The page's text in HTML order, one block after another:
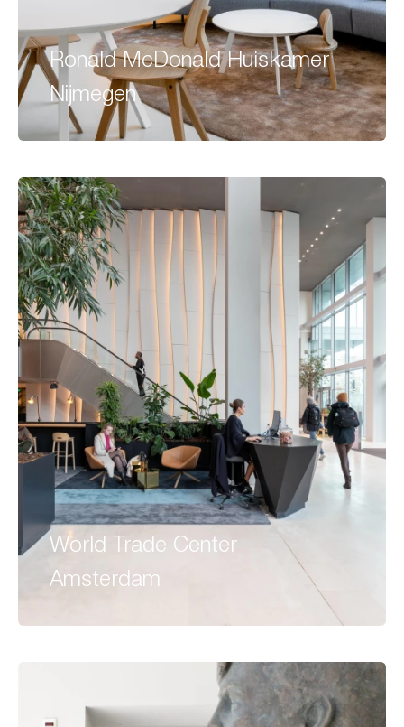
Ronald McDonald Huiskamer
Nijmegen
World Trade Center
Amsterdam